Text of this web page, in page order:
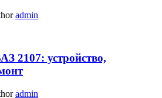
admin
2107: устройство,
admin